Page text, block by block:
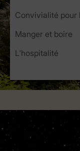
Manger et boire
L'hospitalité